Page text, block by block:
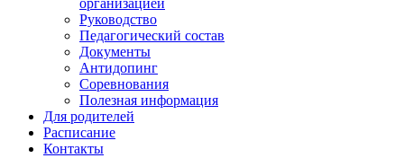
организацией
Руководство
Педагогический состав
Документы
Антидопинг
Соревнования
Полезная информация
Для родителей
Расписание
Контакты